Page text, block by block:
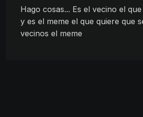
Hago cosas... Es el vecino el
y es el meme el que quiere que
vecinos el meme